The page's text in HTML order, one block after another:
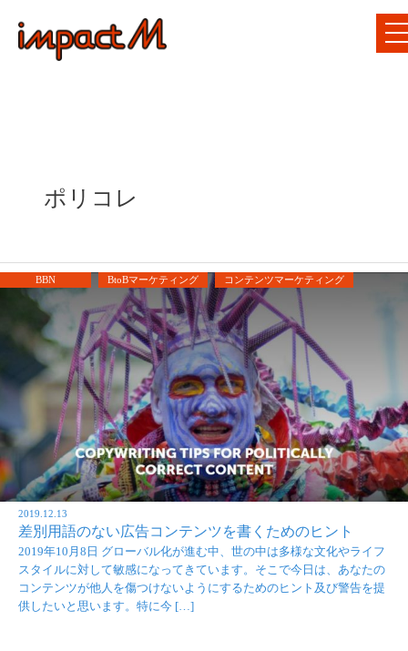
ポリコレ
BBN BtoBマーケティング コンテンツマーケティング
2019.12.13
差別用語のない広告コンテンツを書くためのヒント
2019年10月8日 グローバル化が進む中、世の中は多様な文化やライフ
スタイルに対して敏感になってきています。そこで今日は、あなたの
コンテンツが他人を傷つけないようにするためのヒント及び警告を提
供したいと思います。特に今 […]